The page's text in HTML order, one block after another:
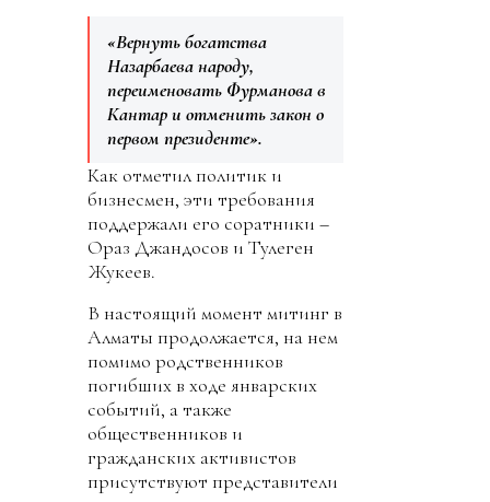
«Вернуть богатства
Назарбаева народу,
переименовать Фурманова в
Кантар и отменить закон о
первом президенте».
Как отметил политик и
бизнесмен, эти требования
поддержали его соратники –
Ораз Джандосов и Тулеген
Жукеев.
В настоящий момент митинг в
Алматы продолжается, на нем
помимо родственников
погибших в ходе январских
событий, а также
общественников и
гражданских активистов
присутствуют представители